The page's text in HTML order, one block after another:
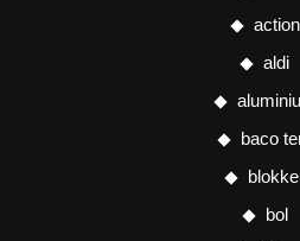
action
aldi
baco
bol